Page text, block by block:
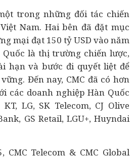
trong những đối tác chiến
Nam. Hai bên đã đặt mục
mại đạt 150 tỷ USD vào năm
Quốc là thị trường chiến lược,
hạn và bước đi quyết liệt để
Đến nay, CMC đã có hơn
các doanh nghiệp Hàn Quốc
LG, SK Telecom, CJ Olive
GS Retail, LGU+, Huyndai
CMC Telecom & CMC Global